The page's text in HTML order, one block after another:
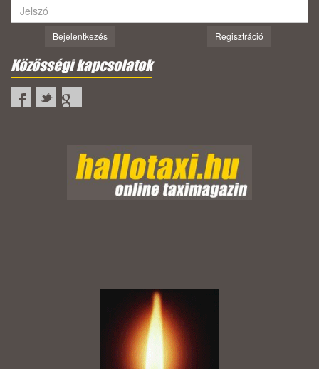
Bejelentkezés Regisztráció
Közösségi kapcsolatok